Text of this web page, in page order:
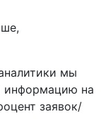
мы
информацию на
заявок/